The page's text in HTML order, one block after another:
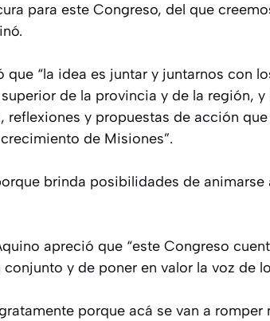
para este Congreso, del que
“la idea es juntar y juntarnos con
de la provincia y de la región,
reflexiones y propuestas de acción
de Misiones”.
brinda posibilidades de
apreció que “este Congreso
y de poner en valor la voz de
porque acá se van a romper